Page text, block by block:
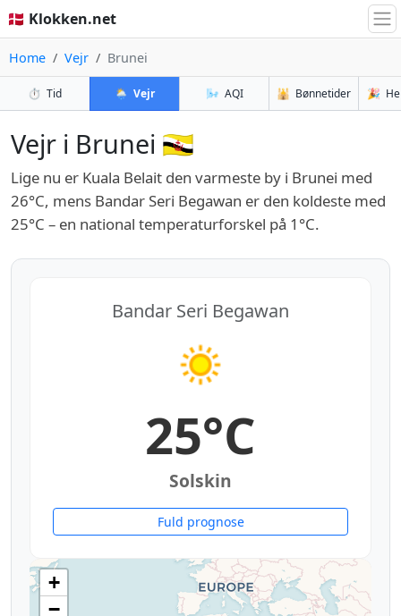
🇩🇰 Klokken.net
Home Vejr Brunei
⏱️ Tid 🌦️ Vejr 🌬️ AQI 🕌 Bønnetider 🎉
Vejr i Brunei 🇧🇳
Lige nu er Kuala Belait den varmeste by i Brunei med
26°C, mens Bandar Seri Begawan er den koldeste med
25°C – en national temperaturforskel på 1°C.
Bandar Seri Begawan
25°C
Solskin
Fuld prognose
+
−